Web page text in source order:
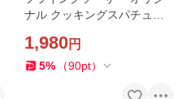
ナル クッキングスパチュラ
一体成型【レビュー投稿で商
品価格(税抜)10%分のクーポ
1,980円
5% （90pt）